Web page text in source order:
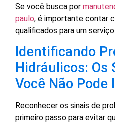
Se você busca por
paulo, é importante contar
qualificados para um
Identificando
Hidráulicos: Os
Você Não Pode
Reconhecer os sinais de
primeiro passo para evitar